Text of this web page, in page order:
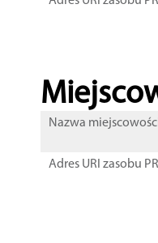
Nazwa
Adres URI zasobu